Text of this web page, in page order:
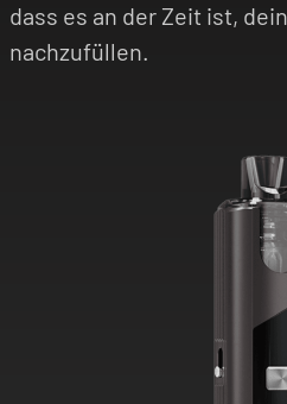
dass es an der Zeit ist,
nachzufüllen.